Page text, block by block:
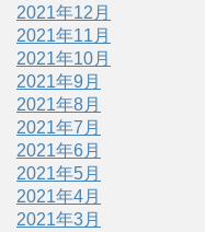
2021年12月
2021年11月
2021年10月
2021年9月
2021年8月
2021年7月
2021年6月
2021年5月
2021年4月
2021年3月